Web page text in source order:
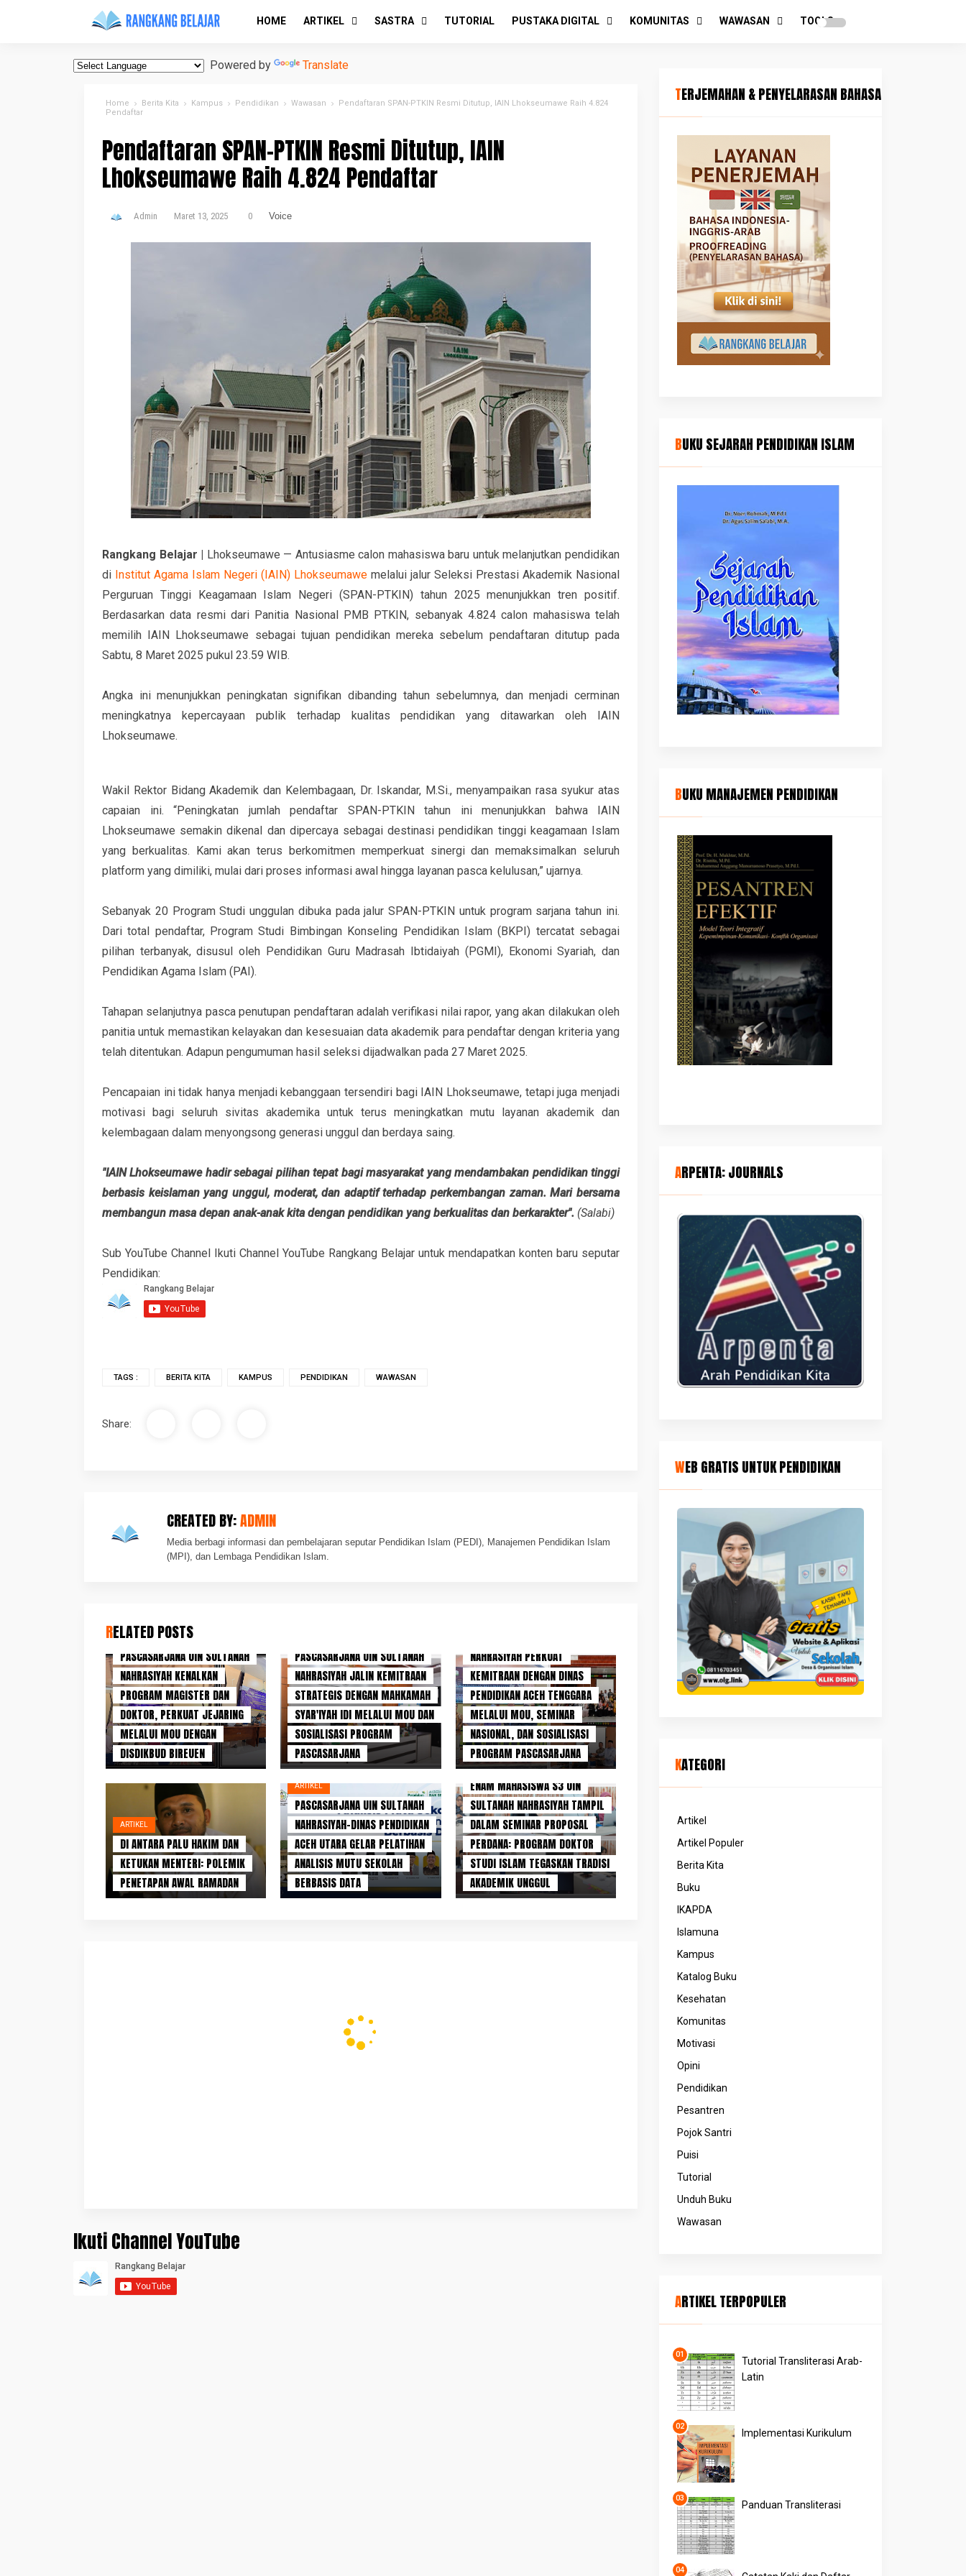
HOME ARTIKEL SASTRA TUTORIAL PUSTAKA DIGITAL KOMUNITAS WAWASAN TOOLS
Powered by Translate
Home Berita Kita Kampus Pendidikan Wawasan
Pendaftaran SPAN-PTKIN Resmi Ditutup, IAIN Lhokseumawe Raih 4.824
Pendaftar
Pendaftaran SPAN-PTKIN Resmi Ditutup, IAIN
Lhokseumawe Raih 4.824 Pendaftar
Admin Maret 13, 2025 0 Voice
Rangkang Belajar | Lhokseumawe — Antusiasme calon mahasiswa baru untuk melanjutkan pendidikan
di Institut Agama Islam Negeri (IAIN) Lhokseumawe melalui jalur Seleksi Prestasi Akademik Nasional
Perguruan Tinggi Keagamaan Islam Negeri (SPAN-PTKIN) tahun 2025 menunjukkan tren positif.
Berdasarkan data resmi dari Panitia Nasional PMB PTKIN, sebanyak 4.824 calon mahasiswa telah
memilih IAIN Lhokseumawe sebagai tujuan pendidikan mereka sebelum pendaftaran ditutup pada
Sabtu, 8 Maret 2025 pukul 23.59 WIB.
Angka ini menunjukkan peningkatan signifikan dibanding tahun sebelumnya, dan menjadi cerminan
meningkatnya kepercayaan publik terhadap kualitas pendidikan yang ditawarkan oleh IAIN
Lhokseumawe.
Wakil Rektor Bidang Akademik dan Kelembagaan, Dr. Iskandar, M.Si., menyampaikan rasa syukur atas
capaian ini. “Peningkatan jumlah pendaftar SPAN-PTKIN tahun ini menunjukkan bahwa IAIN
Lhokseumawe semakin dikenal dan dipercaya sebagai destinasi pendidikan tinggi keagamaan Islam
yang berkualitas. Kami akan terus berkomitmen memperkuat sinergi dan memaksimalkan seluruh
platform yang dimiliki, mulai dari proses informasi awal hingga layanan pasca kelulusan,” ujarnya.
Sebanyak 20 Program Studi unggulan dibuka pada jalur SPAN-PTKIN untuk program sarjana tahun ini.
Dari total pendaftar, Program Studi Bimbingan Konseling Pendidikan Islam (BKPI) tercatat sebagai
pilihan terbanyak, disusul oleh Pendidikan Guru Madrasah Ibtidaiyah (PGMI), Ekonomi Syariah, dan
Pendidikan Agama Islam (PAI).
Tahapan selanjutnya pasca penutupan pendaftaran adalah verifikasi nilai rapor, yang akan dilakukan oleh
panitia untuk memastikan kelayakan dan kesesuaian data akademik para pendaftar dengan kriteria yang
telah ditentukan. Adapun pengumuman hasil seleksi dijadwalkan pada 27 Maret 2025.
Pencapaian ini tidak hanya menjadi kebanggaan tersendiri bagi IAIN Lhokseumawe, tetapi juga menjadi
motivasi bagi seluruh sivitas akademika untuk terus meningkatkan mutu layanan akademik dan
kelembagaan dalam menyongsong generasi unggul dan berdaya saing.
"IAIN Lhokseumawe hadir sebagai pilihan tepat bagi masyarakat yang mendambakan pendidikan tinggi
berbasis keislaman yang unggul, moderat, dan adaptif terhadap perkembangan zaman. Mari bersama
membangun masa depan anak-anak kita dengan pendidikan yang berkualitas dan berkarakter". (Salabi)
Sub YouTube Channel Ikuti Channel YouTube Rangkang Belajar untuk mendapatkan konten baru seputar
Pendidikan:
TAGS : BERITA KITA KAMPUS PENDIDIKAN WAWASAN
Share:
CREATED BY:ADMIN
Media berbagi informasi dan pembelajaran seputar Pendidikan Islam (PEDI), Manajemen Pendidikan Islam
(MPI), dan Lembaga Pendidikan Islam.
RELATED POSTS
ARTIKEL
PASCASARJANA UIN SULTANAH
NAHRASIYAH KENALKAN
PROGRAM MAGISTER DAN
DOKTOR, PERKUAT JEJARING
MELALUI MOU DENGAN
DISDIKBUD BIREUEN
PASCASARJANA UIN SULTANAH
NAHRASIYAH JALIN KEMITRAAN
STRATEGIS DENGAN MAHKAMAH
SYAR'IYAH IDI MELALUI MOU DAN
SOSIALISASI PROGRAM
PASCASARJANA
NAHRASIYAH PERKUAT
KEMITRAAN DENGAN DINAS
PENDIDIKAN ACEH TENGGARA
MELALUI MOU, SEMINAR
NASIONAL, DAN SOSIALISASI
PROGRAM PASCASARJANA
ARTIKEL
DI ANTARA PALU HAKIM DAN
KETUKAN MENTERI: POLEMIK
PENETAPAN AWAL RAMADAN
ARTIKEL
PASCASARJANA UIN SULTANAH
NAHRASIYAH–DINAS PENDIDIKAN
ACEH UTARA GELAR PELATIHAN
ANALISIS MUTU SEKOLAH
BERBASIS DATA
BERITA KITA
ENAM MAHASISWA S3 UIN
SULTANAH NAHRASIYAH TAMPIL
DALAM SEMINAR PROPOSAL
PERDANA: PROGRAM DOKTOR
STUDI ISLAM TEGASKAN TRADISI
AKADEMIK UNGGUL
Ikuti Channel YouTube
TERJEMAHAN & PENYELARASAN BAHASA
BUKU SEJARAH PENDIDIKAN ISLAM
BUKU MANAJEMEN PENDIDIKAN
ARPENTA: JOURNALS
WEB GRATIS UNTUK PENDIDIKAN
KATEGORI
Artikel
Artikel Populer
Berita Kita
Buku
IKAPDA
Islamuna
Kampus
Katalog Buku
Kesehatan
Komunitas
Motivasi
Opini
Pendidikan
Pesantren
Pojok Santri
Puisi
Tutorial
Unduh Buku
Wawasan
ARTIKEL TERPOPULER
Tutorial Transliterasi Arab-
Latin
Implementasi Kurikulum
Panduan Transliterasi